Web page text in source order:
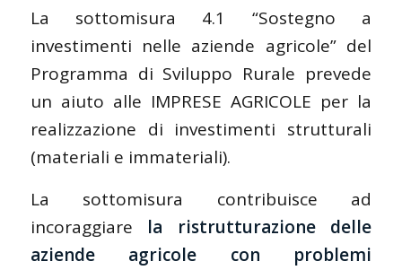
La sottomisura 4.1 “Sostegno a
investimenti nelle aziende agricole” del
Programma di Sviluppo Rurale prevede
un aiuto alle IMPRESE AGRICOLE per la
realizzazione di investimenti strutturali
(materiali e immateriali).
La sottomisura contribuisce ad
incoraggiare la ristrutturazione delle
aziende agricole con problemi